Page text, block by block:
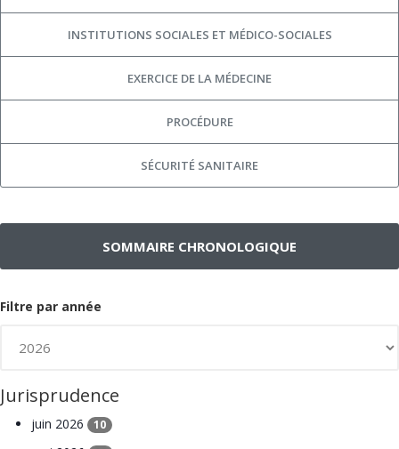
INSTITUTIONS SOCIALES ET MÉDICO-SOCIALES
EXERCICE DE LA MÉDECINE
PROCÉDURE
SÉCURITÉ SANITAIRE
SOMMAIRE CHRONOLOGIQUE
Filtre par année
Jurisprudence
juin 2026 10